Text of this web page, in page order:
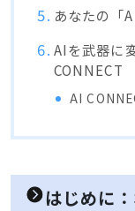
あなたの「
AIを武器に
CONNECT
AI
はじめに